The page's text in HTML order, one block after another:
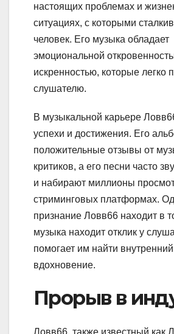
настоящих проблемах и
ситуациях, с которыми
человек. Его музыка обладает
эмоциональной
искренностью, которые легко
слушателю.
В музыкальной карьере
успехи и достижения. Его
положительные отзывы от
критиков, а его песни часто
и набирают миллионы
стриминговых платформах.
признание Ловв66 находит в
музыка находит отклик у
помогает им найти
вдохновение.
Прорыв в
Ловв66, также известный как